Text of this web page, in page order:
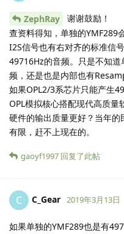
ZephRay
谢谢鼓励！
查资料得知，单独的YMF289
I2S信号也有右对齐的标准信
49716Hz的音频。只是不知
频，还是也是内部也有
如果OPL2/3系芯片只能产生
OPL模拟核心搭配现代高质
硬件的输出质量更好？当年
有限，赶不上现在的。
gaoyf1997 回复了此帖
C C_Gear 2019年3月13日
如果单独的YMF289也是有